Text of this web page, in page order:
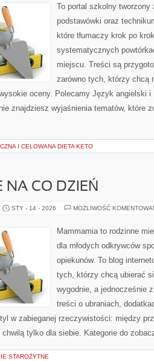
To portal szkolny
podstawówki oraz
które tłumaczy krok po
systematycznych
miejscu. Treści są
zarówno tych, którzy chcą
oceny. Polecamy Język angielski
znajdziesz wyjaśnienia tematów, które
I CELOWANA DIETA KETO
NA CO DZIEŃ
STY - 14 - 2026 MOŻLIWOŚĆ
Mammamia to rodzinne
dla młodych odkrywców
opiekunów. To blog
tych, którzy chcą ubierać
wygodnie, a jednocześnie
treści o ubraniach,
w zabieganej rzeczywistości: między
chwilą tylko dla siebie. Kategorie do
STAROŻYTNE